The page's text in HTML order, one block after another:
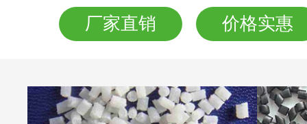
厂家直销 价格实惠